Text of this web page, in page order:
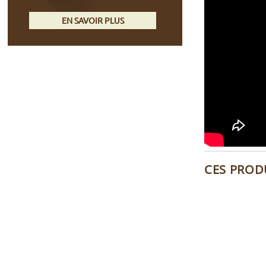
CES
EN SAVOIR PLUS